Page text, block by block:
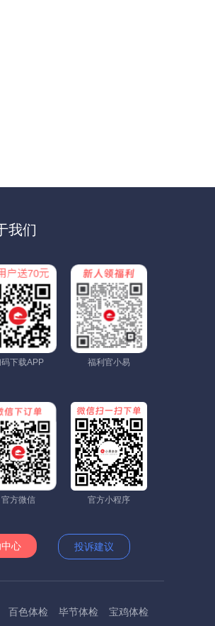
我们
下载APP 福利官小易
官方微信 官方小程序
心 投诉建议
百色体检 毕节体检 宝鸡体检